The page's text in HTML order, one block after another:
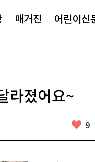
매거진 어린이신
라졌어요~
좋
요
9